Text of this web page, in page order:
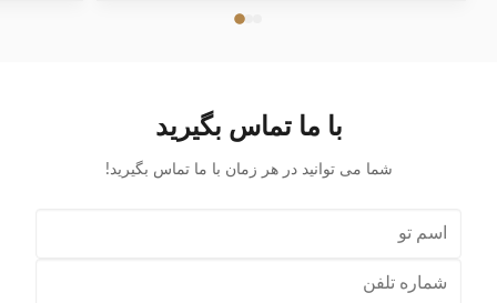
استفاده می کند که با کیفیت و بادوام است اروپا و
با ما تماس بگیرید
شما می توانید در هر زمان با ما تماس بگیرید!